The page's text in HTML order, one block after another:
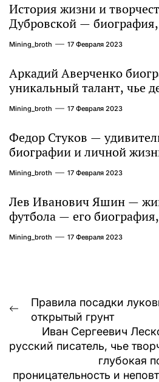
История жизни и
Дубровской —
интересные факты
Mining_broth 17 Февраля 2023
Аркадий Аверченко
уникальный талант, чье
и литературное наследие
восхищать миллионы
Mining_broth 17 Февраля 2023
Федор Стуков —
биографии и личной
Mining_broth 17 Февраля 2023
Лев Иванович Яшин —
футбола — его
достижения и интересная
Mining_broth 17 Февраля 2023
Навигация
записям
Предыдущая
запись:
Правила посадки
открытый грунт
Иван Сергеевич
русский писатель, чье
глубокая
проницательность и